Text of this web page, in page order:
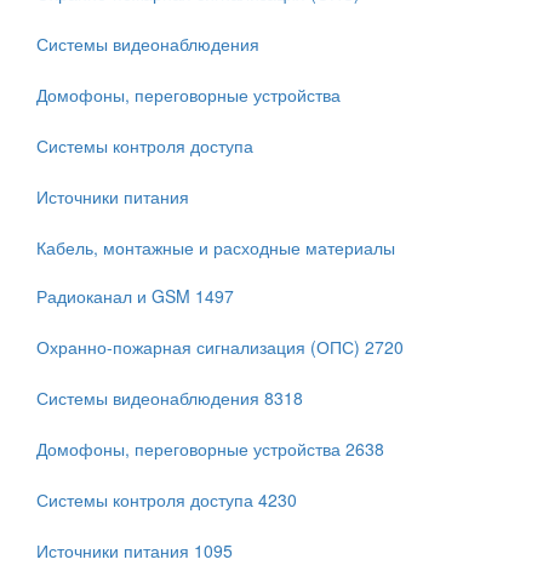
Системы видеонаблюдения
Домофоны, переговорные устройства
Системы контроля доступа
Источники питания
Кабель, монтажные и расходные материалы
Радиоканал и GSM 1497
Охранно-пожарная сигнализация (ОПС) 2720
Системы видеонаблюдения 8318
Домофоны, переговорные устройства 2638
Системы контроля доступа 4230
Источники питания 1095